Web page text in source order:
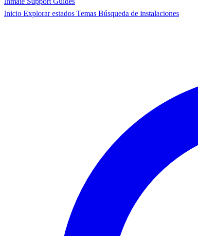
Inicio Explorar estados Temas Búsqueda de instalaciones